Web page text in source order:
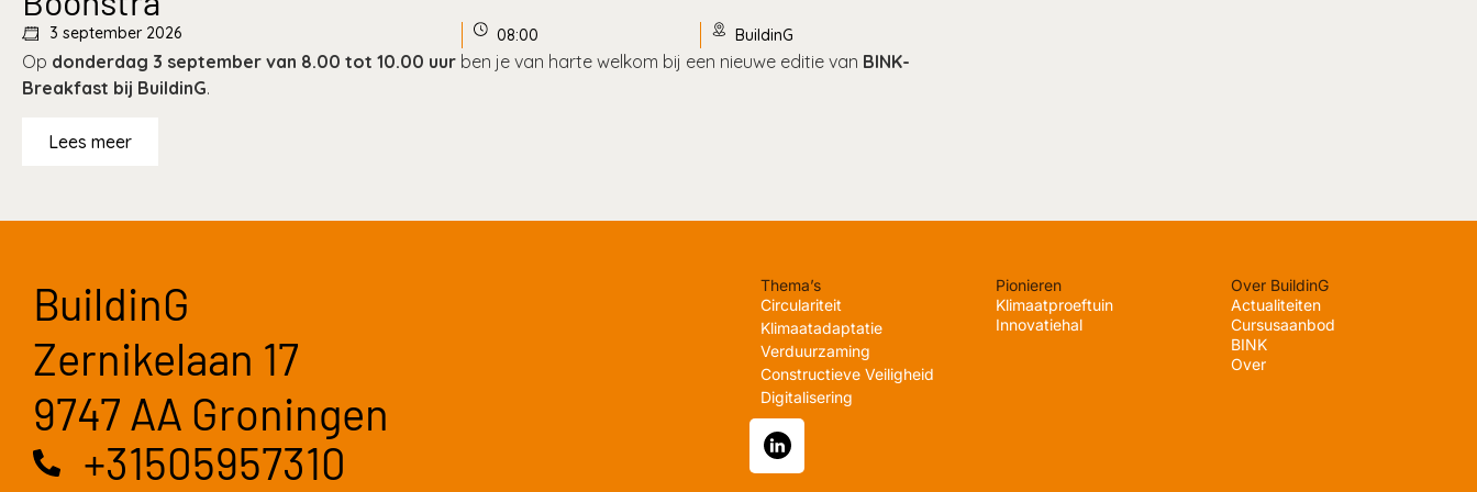
3 september 2026 08:00 BuildinG
Op donderdag 3 september van 8.00 tot 10.00 uur ben je van harte welkom bij een nieuwe editie van BINK-
Breakfast bij BuildinG.
Lees meer
BuildinG
Zernikelaan 17
9747 AA Groningen
+31505957310
Thema’s
Circulariteit
Klimaatadaptatie
Verduurzaming
Constructieve Veiligheid
Digitalisering
Pionieren
Klimaatproeftuin
Innovatiehal
Over BuildinG
Actualiteiten
Cursusaanbod
BINK
Over